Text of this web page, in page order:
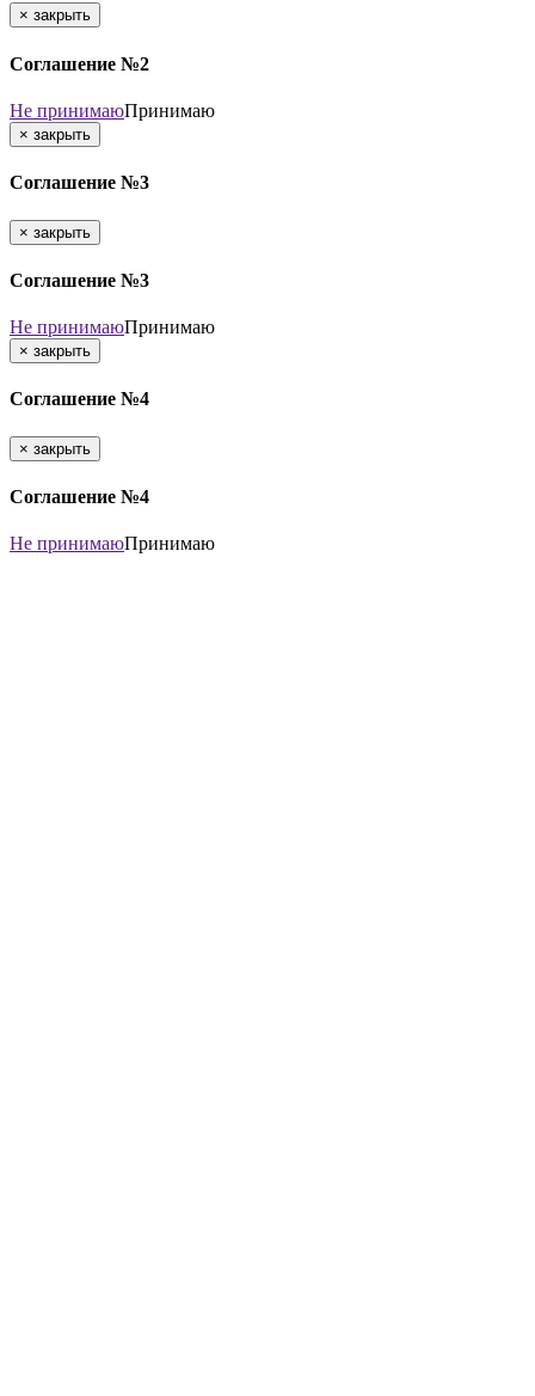
× закрыть
Соглашение №2
Не принимаюПринимаю
× закрыть
Соглашение №3
× закрыть
Соглашение №3
Не принимаюПринимаю
× закрыть
Соглашение №4
× закрыть
Соглашение №4
Не принимаюПринимаю